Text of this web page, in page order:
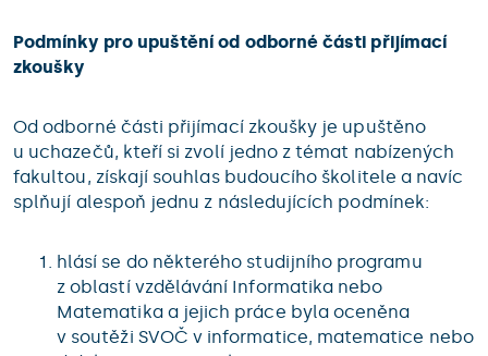
Podmínky pro upuštění od odborné části přijímací
zkoušky
Od odborné části přijímací zkoušky je upuštěno
u uchazečů, kteří si zvolí jedno z témat nabízených
fakultou, získají souhlas budoucího školitele a navíc
splňují alespoň jednu z následujících podmínek:
hlásí se do některého studijního programu
z oblastí vzdělávání Informatika nebo
Matematika a jejich práce byla oceněna
v soutěži SVOČ v informatice, matematice nebo